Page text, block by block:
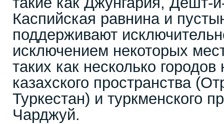
Каспийская равнина и
поддерживают
исключением некоторых
таких как несколько
казахского пространства
Туркестан) и туркменского
Чарджуй.